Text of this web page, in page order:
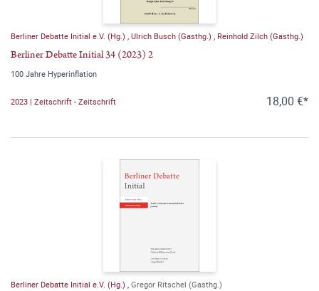
Berliner Debatte Initial e.V. (Hg.) , Ulrich Busch (Gasthg.) , Reinhold Zilch (Gasthg.)
Berliner Debatte Initial 34 (2023) 2
100 Jahre Hyperinflation
2023 | Zeitschrift - Zeitschrift 18,00 €*
Berliner Debatte Initial e.V. (Hg.) , Gregor Ritschel (Gasthg.)